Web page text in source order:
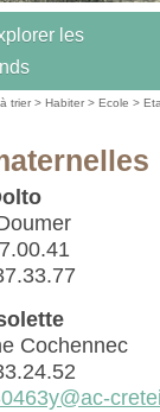
les
trier >Habiter >Ecole >
Cochennec